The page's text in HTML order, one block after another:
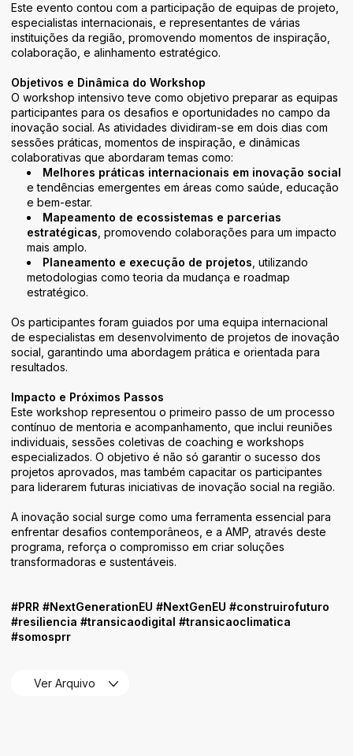
Este evento contou com a participação de equipas de projeto,
especialistas internacionais, e representantes de várias
instituições da região, promovendo momentos de inspiração,
colaboração, e alinhamento estratégico.
Objetivos e Dinâmica do Workshop
O workshop intensivo teve como objetivo preparar as equipas
participantes para os desafios e oportunidades no campo da
inovação social. As atividades dividiram-se em dois dias com
sessões práticas, momentos de inspiração, e dinâmicas
colaborativas que abordaram temas como:
Melhores práticas internacionais em inovação social
e tendências emergentes em áreas como saúde, educação
e bem-estar.
Mapeamento de ecossistemas e parcerias
estratégicas , promovendo colaborações para um impacto
mais amplo.
Planeamento e execução de projetos , utilizando
metodologias como teoria da mudança e roadmap
estratégico.
Os participantes foram guiados por uma equipa internacional
de especialistas em desenvolvimento de projetos de inovação
social, garantindo uma abordagem prática e orientada para
resultados.
Impacto e Próximos Passos
Este workshop representou o primeiro passo de um processo
contínuo de mentoria e acompanhamento, que inclui reuniões
individuais, sessões coletivas de coaching e workshops
especializados. O objetivo é não só garantir o sucesso dos
projetos aprovados, mas também capacitar os participantes
para liderarem futuras iniciativas de inovação social na região.
A inovação social surge como uma ferramenta essencial para
enfrentar desafios contemporâneos, e a AMP, através deste
programa, reforça o compromisso em criar soluções
transformadoras e sustentáveis.
#PRR #NextGenerationEU #NextGenEU #construirofuturo
#resiliencia #transicaodigital #transicaoclimatica
#somosprr
Ver Arquivo